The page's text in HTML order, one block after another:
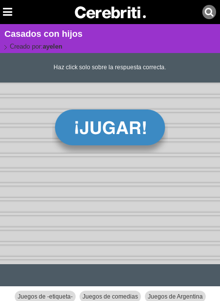
Casados con hijos
Creado por:ayelen
Haz click solo sobre la respuesta correcta.
Juegos de -etiqueta- Juegos de comedias Juegos de Argentina